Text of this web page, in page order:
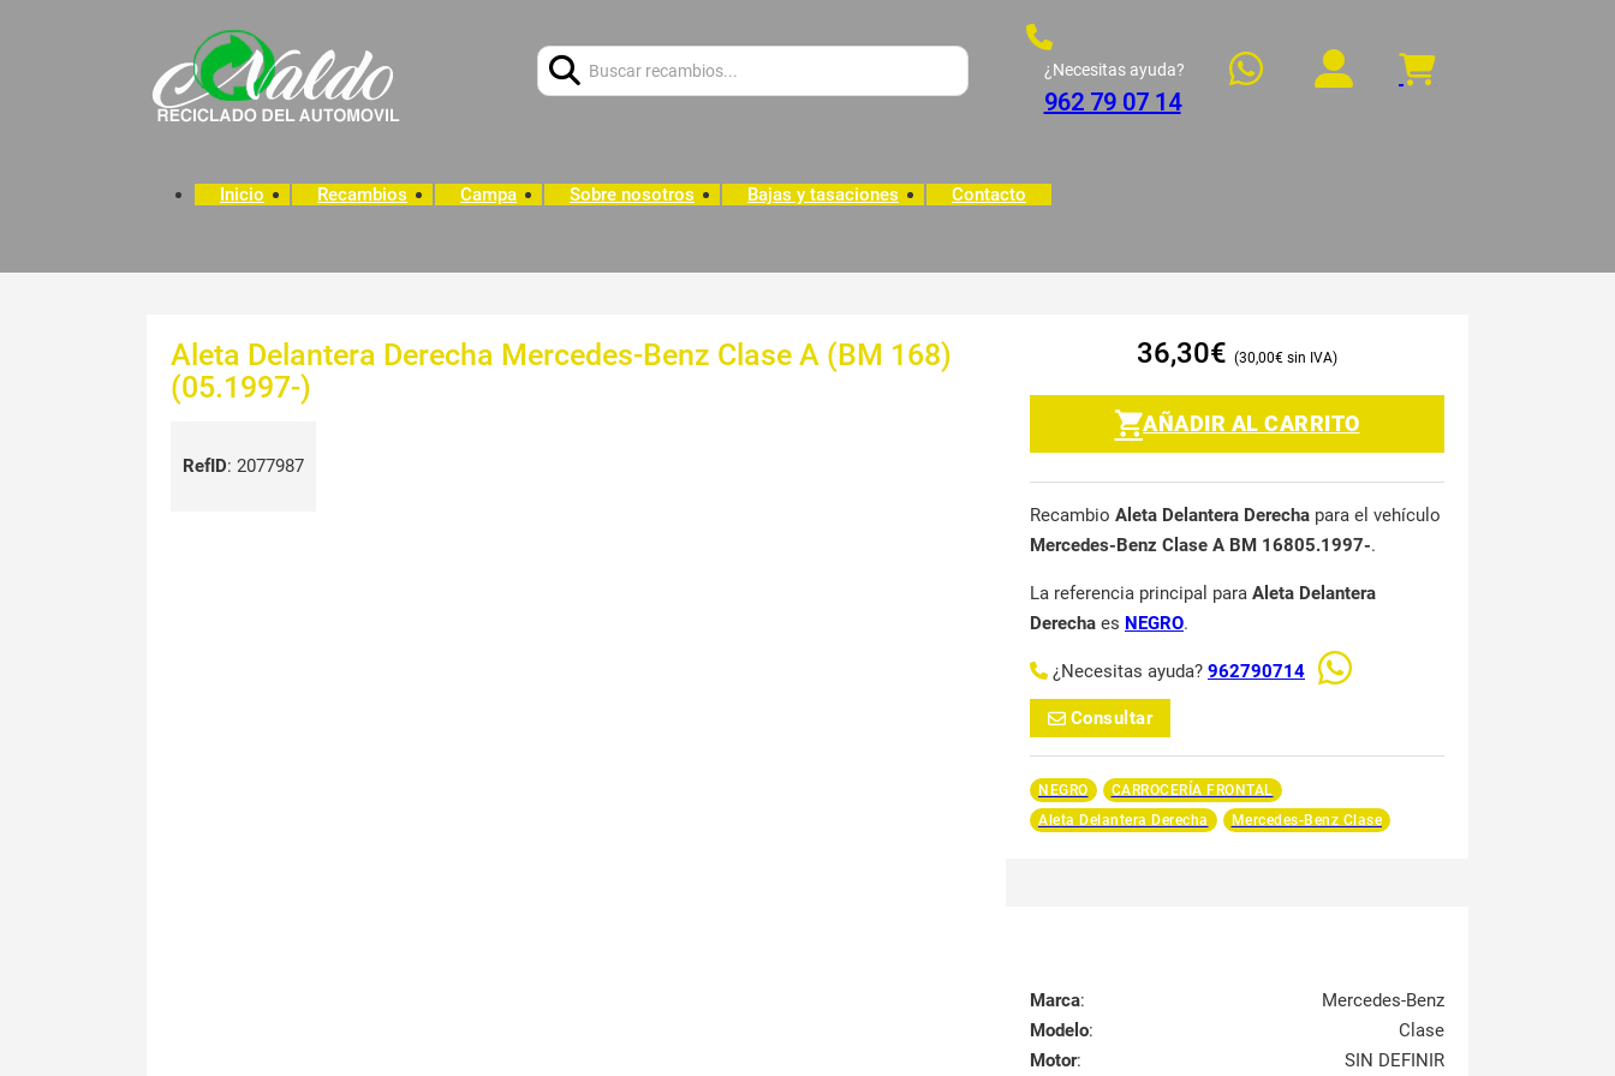
¿Necesitas ayuda?
962 79 07 14
Inicio Recambios Campa Sobre nosotros Bajas y tasaciones Contacto
Aleta Delantera Derecha Mercedes-Benz Clase A (BM 168)
(05.1997-)
RefID: 2077987
36,30€ 30,00€
AÑADIR AL CARRITO
Recambio Aleta Delantera Derecha para el vehículo
Mercedes-Benz Clase A BM 16805.1997-.
La referencia principal para Aleta Delantera
Derecha es NEGRO.
¿Necesitas ayuda? 962790714
Consultar
NEGRO
CARROCERÍA FRONTAL
Aleta Delantera Derecha
Mercedes-Benz Clase
Marca:
Mercedes-Benz
Modelo:
Clase
Motor: SIN DEFINIR